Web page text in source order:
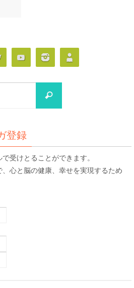
検
索
登録
受けとることができます。
心と脳の健康、幸せを実現するため